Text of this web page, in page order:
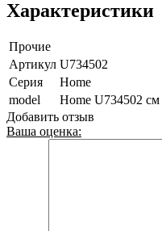
Характеристики
Прочие
Артикул U734502
Серия
Home
model
Home U734502 см
Добавить отзыв
Ваша оценка: